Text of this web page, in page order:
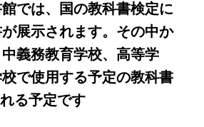
では、国の教科書検定に
展示されます。その中か
義務教育学校、高等学
で使用する予定の教科書
る予定です